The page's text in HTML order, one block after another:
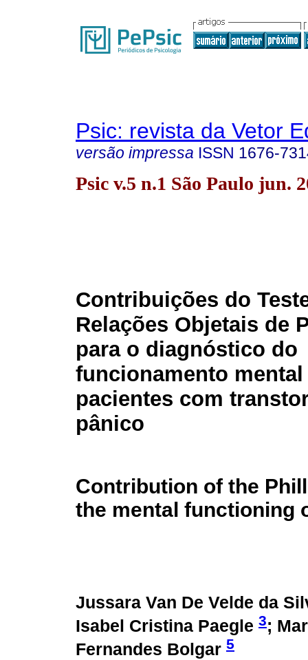
Psic: revista da Vetor
versão impressa ISSN 1676-
Psic v.5 n.1 São Paulo jun.
Contribuições do
Relações Objetais de
para o diagnóstico do
funcionamento mental
pacientes com
pânico
Contribution of the
the mental functioning
Jussara Van De Velde da
Isabel Cristina Paegle 3;
Fernandes Bolgar 5